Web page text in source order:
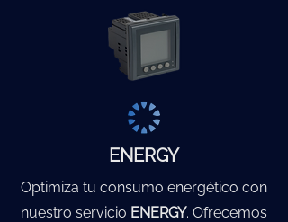
ENERGY
Optimiza tu consumo energético con
nuestro servicio ENERGY. Ofrecemos